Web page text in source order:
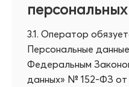
3.1. Оператор
Персональные
Федеральным
данных» № 152-ФЗ от